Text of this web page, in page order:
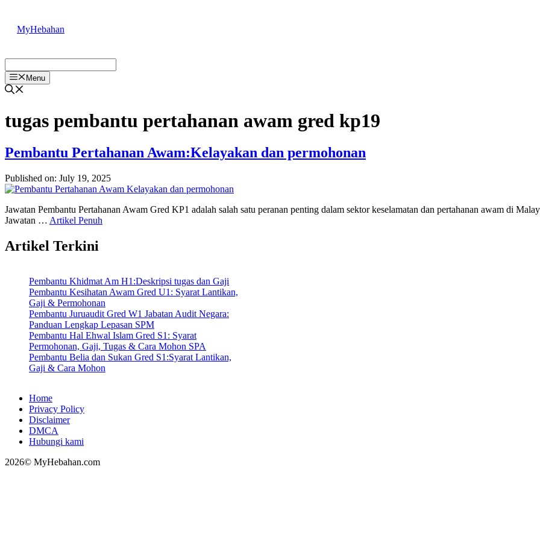
content
MyHebahan
Menu
tugas pembantu pertahanan awam gred kp19
Pembantu Pertahanan Awam:Kelayakan dan permohonan
Published on: July 19, 2025
Jawatan Pembantu Pertahanan Awam Gred KP1 adalah salah satu peranan penting dalam sektor keselamatan dan pertahanan awam di
Jawatan … Artikel Penuh
Artikel Terkini
Pembantu Khidmat Am H1:Deskripsi tugas dan Gaji
Pembantu Kesihatan Awam Gred U1: Syarat Lantikan,
Gaji & Permohonan
Pembantu Juruaudit Gred W1 Jabatan Audit Negara:
Panduan Lengkap Lepasan SPM
Pembantu Hal Ehwal Islam Gred S1: Syarat
Permohonan, Gaji, Tugas & Cara Mohon SPA
Pembantu Belia dan Sukan Gred S1:Syarat Lantikan,
Gaji & Cara Mohon
Home
Privacy Policy
Disclaimer
DMCA
Hubungi kami
2026© MyHebahan.com